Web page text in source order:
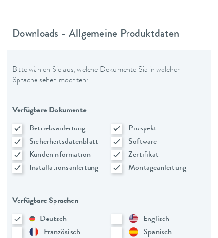
Downloads - Allgemeine Produktdaten
Bitte wählen Sie aus, welche Dokumente Sie in welcher
Sprache sehen möchten:
Verfügbare Dokumente
Betriebsanleitung
Prospekt
Sicherheitsdatenblatt
Software
Kundeninformation
Zertifikat
Installationsanleitung
Montageanleitung
Verfügbare Sprachen
Deutsch
Englisch
Französisch
Spanisch